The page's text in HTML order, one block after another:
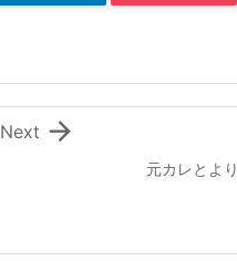
元カレとよ

Next